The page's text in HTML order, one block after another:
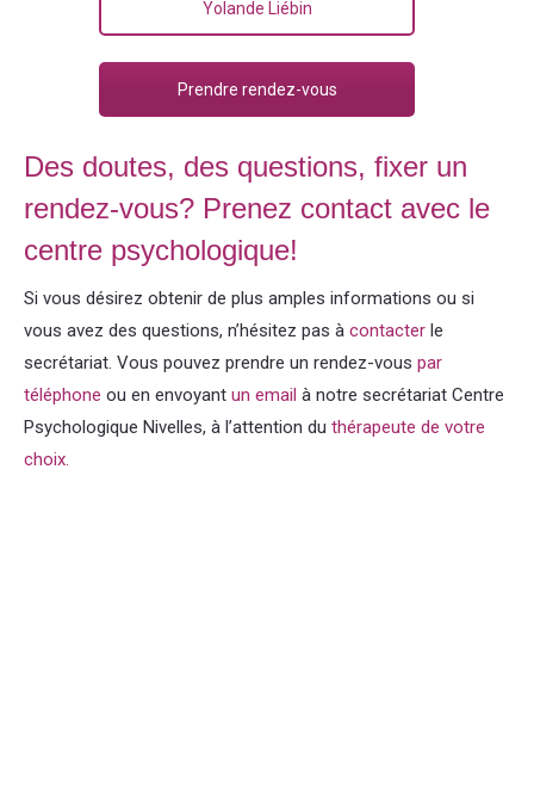
Yolande Liébin
Prendre rendez-vous
Des doutes, des questions, fixer un
rendez-vous? Prenez contact avec le
centre psychologique!
Si vous désirez obtenir de plus amples informations ou si
vous avez des questions, n’hésitez pas à contacter le
secrétariat. Vous pouvez prendre un rendez-vous par
téléphone ou en envoyant un email à notre secrétariat Centre
Psychologique Nivelles, à l’attention du thérapeute de votre
choix.